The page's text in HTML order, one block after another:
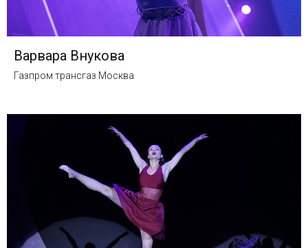
Варвара Внукова
Газпром трансгаз Москва